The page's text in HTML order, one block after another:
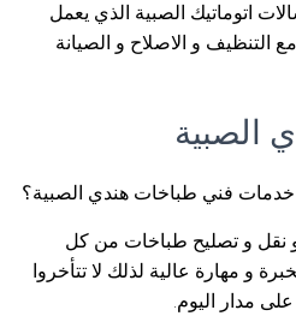
اتوماتيك الصبية الذي يعمل
التنظيف و الاصلاح و الصيانة
الصبية
فني طباخات هندي الصبية؟
نقل و تصليح طباخات من كل
و مهارة عالية لذلك لا تتأخروا
مدار اليوم.